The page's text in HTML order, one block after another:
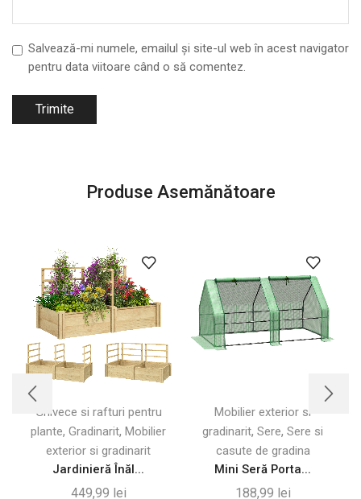
Salvează-mi numele, emailul și site-ul web în acest navigator
pentru data viitoare când o să comentez.
Produse Asemănătoare
Ghivece si rafturi pentru
plante, Gradinarit, Mobilier
exterior si gradinarit
Jardinieră Înăl...
449,99 lei
Mobilier exterior si
gradinarit, Sere, Sere si
casute de gradina
Mini Seră Porta...
188,99 lei